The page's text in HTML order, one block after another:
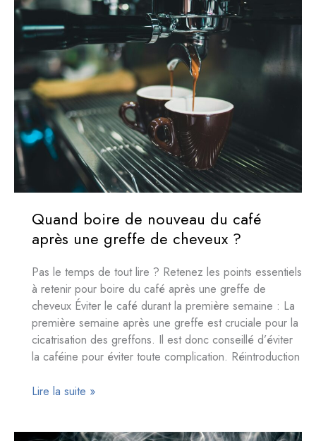
respecter
pour
une
récupération
optimale
après
une
greffe
de
cheveux
Quand boire de nouveau du café
après une greffe de cheveux ?
Pas le temps de tout lire ? Retenez les points essentiels
à retenir pour boire du café après une greffe de
cheveux Éviter le café durant la première semaine : La
première semaine après une greffe est cruciale pour la
cicatrisation des greffons. Il est donc conseillé d’éviter
la caféine pour éviter toute complication. Réintroduction
Quand
Lire la suite »